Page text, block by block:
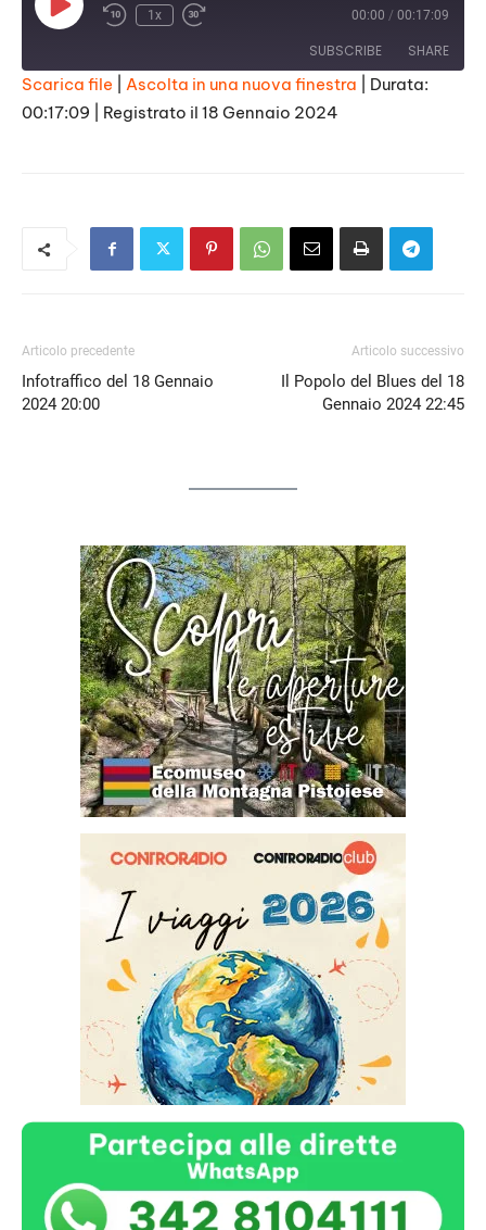
Play
Episode
1x 00:00 / 00:17:09
SUBSCRIBE SHARE
SHARE
Scarica file Ascolta in una nuova finestra
Durata:
00:17:09
Registrato il 18 Gennaio 2024
Articolo precedente
Infotraffico del 18 Gennaio
2024 20:00
Articolo successivo
Il Popolo del Blues del 18
Gennaio 2024 22:45